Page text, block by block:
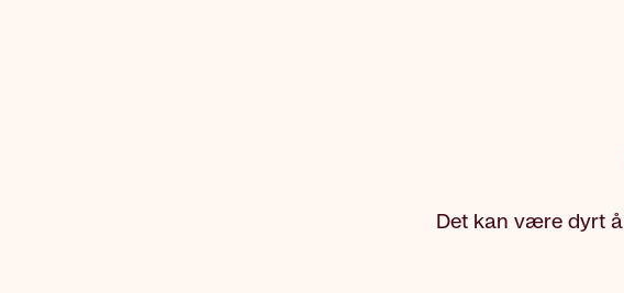
Det kan være dyrt